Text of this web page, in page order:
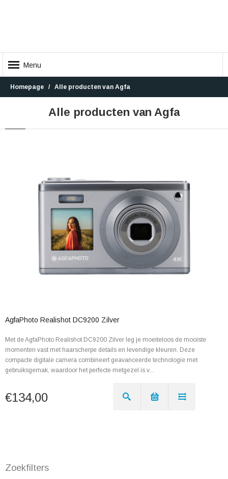
Menu
Homepage Alle producten van Agfa
Alle producten van Agfa
AgfaPhoto Realishot DC9200 Zilver
Met de AgfaPhoto Realishot DC9200 Zilver leg je moeiteloos de mooiste
momenten vast met haarscherpe details en levendige kleuren. Deze
compacte digitale camera combineert geavanceerde technologie met
gebruiksgemak, waardoor het perfecte metgezel is v...
€134,00
Zoekfilters